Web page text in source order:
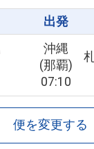
出発
沖縄
(那覇)
07:10
便を変更する